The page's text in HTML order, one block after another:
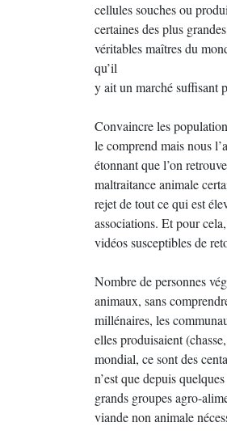
cellules souches ou
certaines des plus
véritables maîtres du
qu’il
y ait un marché suffisant
Convaincre les
le comprend mais nous
étonnant que l’on
maltraitance animale
rejet de tout ce qui est
associations. Et pour
vidéos susceptibles de
Nombre de personnes
animaux, sans
millénaires, les
elles produisaient
mondial, ce sont des
n’est que depuis
grands groupes agro-
viande non animale